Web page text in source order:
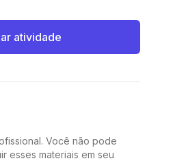
atividade
Você não pode
esses materiais em seu